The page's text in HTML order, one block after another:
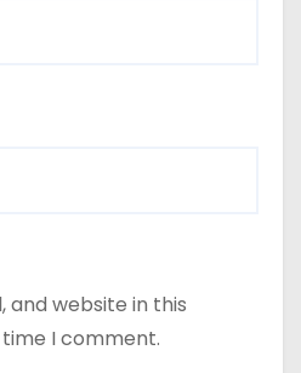
and website in this
I comment.